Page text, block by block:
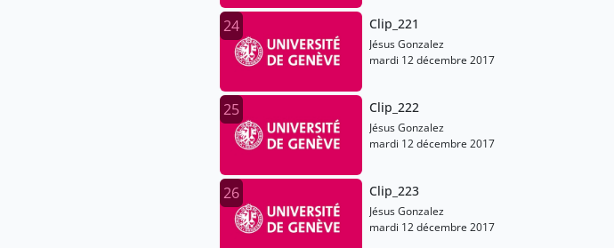
24 Clip_221
Jésus Gonzalez
mardi 12 décembre 2017
25 Clip_222
Jésus Gonzalez
mardi 12 décembre 2017
26 Clip_223
Jésus Gonzalez
mardi 12 décembre 2017